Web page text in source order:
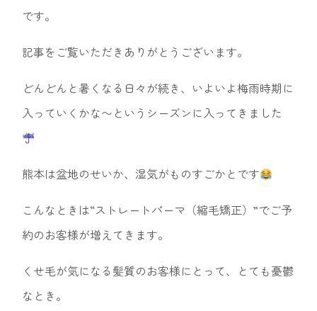
です。
記事をご覧いただきありがとうございます。
どんどんと暑くなる日々が続き、いよいよ梅雨時期に
入っていくかな〜というシーズンに入ってきました
熊本は盆地のせいか、湿気がものすごかとです
こんなときは“ストレートパーマ（縮毛矯正）”でご予
約のお客様が増えてきます。
くせ毛が気になる髪質のお客様にとって、とても憂鬱
なとき。